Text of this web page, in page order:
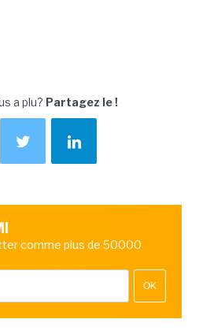
a plu? Partagez le !
comme plus de 50000
OK